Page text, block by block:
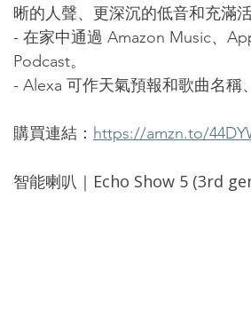
晰的人聲、更深沉的低音和充滿活
- 在家中通過 Amazon Music、
Podcast。
- Alexa 可作天氣預報和歌曲名稱
購買連結： https://amzn.to/
智能喇叭｜Echo Show 5 (3rd